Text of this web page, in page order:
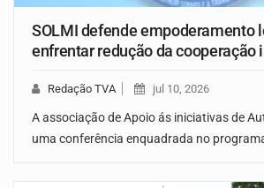
SOLMI defende empoderamento
enfrentar redução da cooperação
Redação TVA jul 10, 2026
A associação de Apoio ás iniciativas de
uma conferência enquadrada no